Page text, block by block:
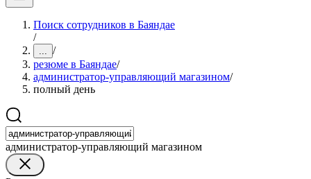
Поиск сотрудников в Баяндае
/
... /
резюме в Баяндае/
администратор-управляющий магазином/
полный день
администратор-управляющий магазином